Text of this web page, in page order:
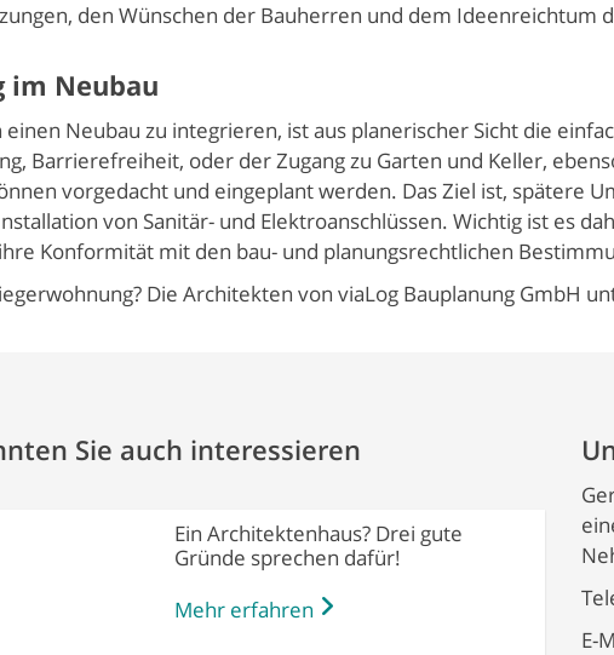
den Wünschen der Bauherren und dem Ideenreichtum
im Neubau
einen Neubau zu integrieren, ist aus planerischer Sicht die
Barrierefreiheit, oder der Zugang zu Garten und Keller,
vorgedacht und eingeplant werden. Das Ziel ist, spätere
von Sanitär- und Elektroanschlüssen. Wichtig ist es
Konformität mit den bau- und planungsrechtlichen
Die Architekten von viaLog Bauplanung GmbH
Sie auch interessieren
Ein Architektenhaus? Drei gute
Gründe sprechen dafür!
Mehr erfahren
E-